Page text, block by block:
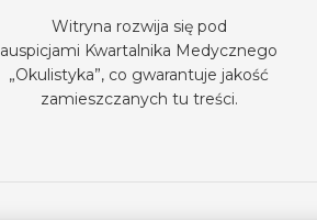
Witryna rozwija się pod
auspicjami Kwartalnika Medycznego
„Okulistyka”, co gwarantuje jakość
zamieszczanych tu treści.